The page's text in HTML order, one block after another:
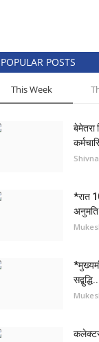
POPULAR POSTS
This Week
बेमेतरा
*रात
कलेक्टर